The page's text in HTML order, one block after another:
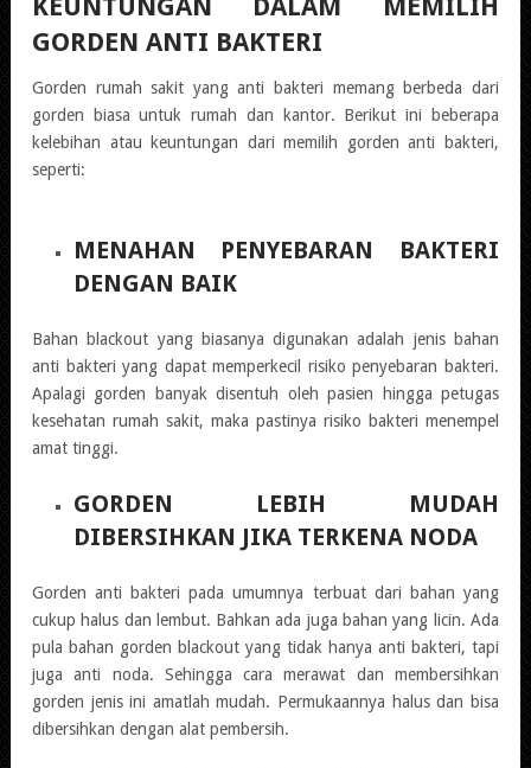
KEUNTUNGAN DALAM MEMILIH
GORDEN ANTI BAKTERI
Gorden rumah sakit yang anti bakteri memang berbeda dari
gorden biasa untuk rumah dan kantor. Berikut ini beberapa
kelebihan atau keuntungan dari memilih gorden anti bakteri,
seperti:
MENAHAN PENYEBARAN BAKTERI
DENGAN BAIK
Bahan blackout yang biasanya digunakan adalah jenis bahan
anti bakteri yang dapat memperkecil risiko penyebaran bakteri.
Apalagi gorden banyak disentuh oleh pasien hingga petugas
kesehatan rumah sakit, maka pastinya risiko bakteri menempel
amat tinggi.
GORDEN LEBIH MUDAH
DIBERSIHKAN JIKA TERKENA NODA
Gorden anti bakteri pada umumnya terbuat dari bahan yang
cukup halus dan lembut. Bahkan ada juga bahan yang licin. Ada
pula bahan gorden blackout yang tidak hanya anti bakteri, tapi
juga anti noda. Sehingga cara merawat dan membersihkan
gorden jenis ini amatlah mudah. Permukaannya halus dan bisa
dibersihkan dengan alat pembersih.